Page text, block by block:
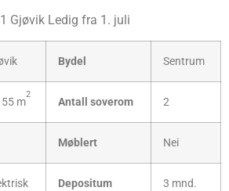
Gjø­vik Ledig fra 1. juli
Bydel Sen­trum
m
2
Antall sove­rom 2
Møb­lert Nei
Depo­si­tum 3 mnd.